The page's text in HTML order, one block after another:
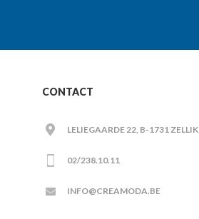
CONTACT
LELIEGAARDE 22, B-1731 ZELLIK
02/238.10.11
INFO@CREAMODA.BE